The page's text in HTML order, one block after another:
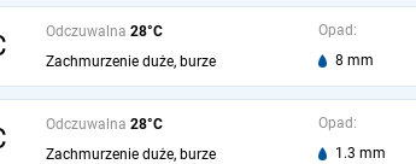
Odczuwalna 28°C
Zachmurzenie duże, burze
Opad:
8 mm
Odczuwalna 28°C
Zachmurzenie duże, burze
Opad:
1.3 mm